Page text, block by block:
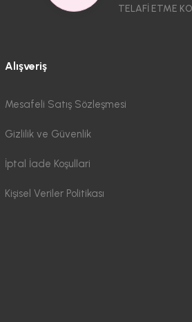
TELAFİ ETME
Alışveriş
Mesafeli Satış Sözleşmesi
Gizlilik ve Güvenlik
İptal İade Koşullari
Kişisel Veriler Politikası